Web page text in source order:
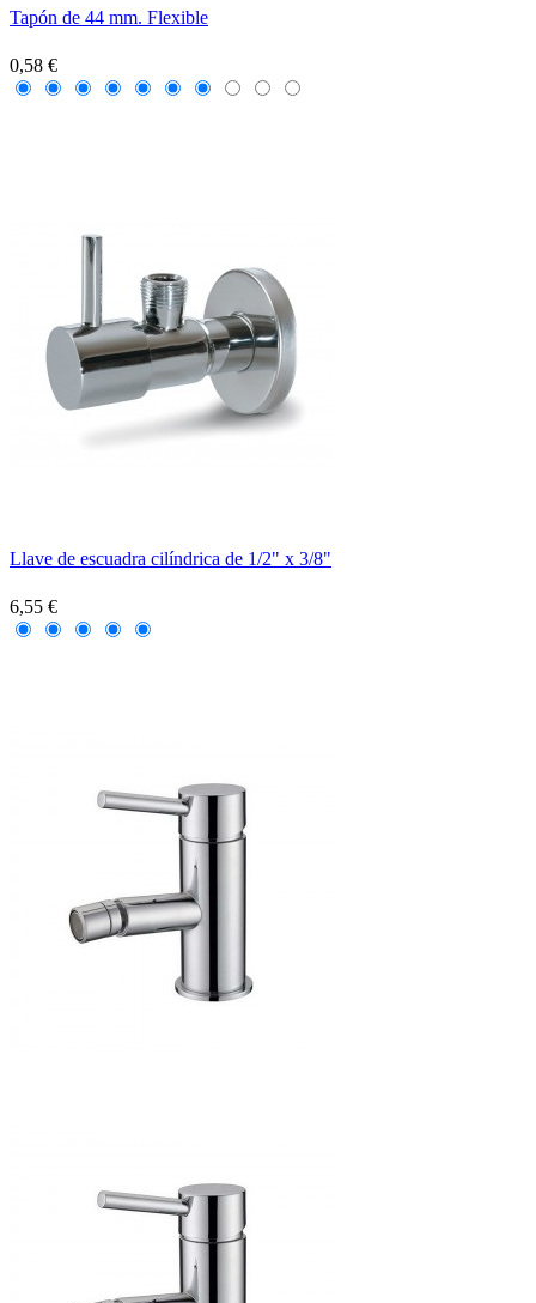
Tapón de 44 mm. Flexible
0,58 €
Llave de escuadra cilíndrica de 1/2" x 3/8"
6,55 €